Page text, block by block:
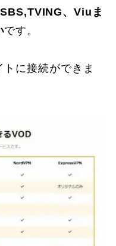
、Viuま
です。
に接続ができま